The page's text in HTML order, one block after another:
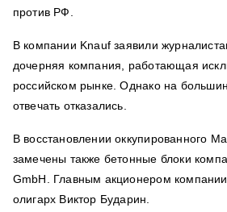
против РФ.
В компании Knauf заявили
дочерняя компания, работающая
российском рынке. Однако на
отвечать отказались.
В восстановлении оккупированного
замечены также бетонные блоки
GmbH. Главным акционером
олигарх Виктор Бударин.